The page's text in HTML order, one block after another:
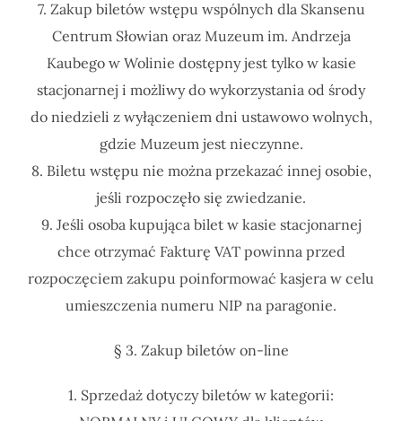
7. Zakup biletów wstępu wspólnych dla Skansenu
Centrum Słowian oraz Muzeum im. Andrzeja
Kaubego w Wolinie dostępny jest tylko w kasie
stacjonarnej i możliwy do wykorzystania od środy
do niedzieli z wyłączeniem dni ustawowo wolnych,
gdzie Muzeum jest nieczynne.
8. Biletu wstępu nie można przekazać innej osobie,
jeśli rozpoczęło się zwiedzanie.
9. Jeśli osoba kupująca bilet w kasie stacjonarnej
chce otrzymać Fakturę VAT powinna przed
rozpoczęciem zakupu poinformować kasjera w celu
umieszczenia numeru NIP na paragonie.
§ 3. Zakup biletów on-line
1. Sprzedaż dotyczy biletów w kategorii: